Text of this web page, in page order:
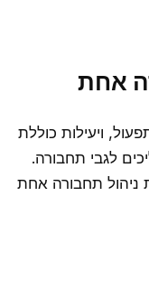
אחת
ויעילות כוללת
לגבי תחבורה.
ניהול תחבורה אחת